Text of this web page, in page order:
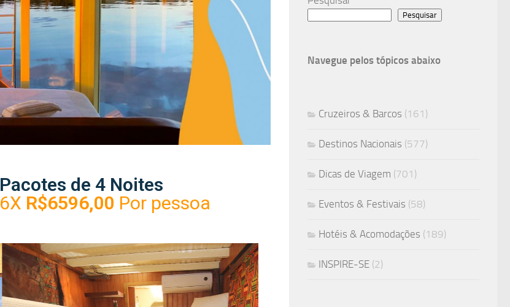
Pacotes de 4 Noites
6X R$6596,00 Por pessoa
Pesquisar
Navegue pelos tópicos abaixo
Cruzeiros & Barcos (161)
Destinos Nacionais (577)
Dicas de Viagem (701)
Eventos & Festivais (58)
Hotéis & Acomodações (189)
INSPIRE-SE (2)